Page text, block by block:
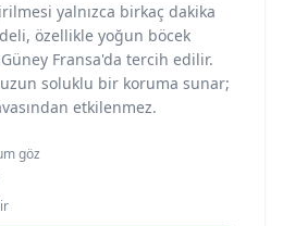
yalnızca birkaç dakika
özellikle yoğun böcek
Fransa'da tercih edilir.
soluklu bir koruma sunar;
etkilenmez.
göz